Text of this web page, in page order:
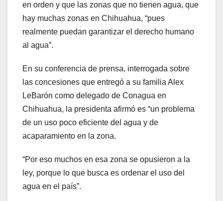
en orden y que las zonas que no tienen agua, que
hay muchas zonas en Chihuahua, “pues
realmente puedan garantizar el derecho humano
al agua”.
En su conferencia de prensa, interrogada sobre
las concesiones que entregó a su familia Alex
LeBarón como delegado de Conagua en
Chihuahua, la presidenta afirmó es “un problema
de un uso poco eficiente del agua y de
acaparamiento en la zona.
“Por eso muchos en esa zona se opusieron a la
ley, porque lo que busca es ordenar el uso del
agua en el país”.